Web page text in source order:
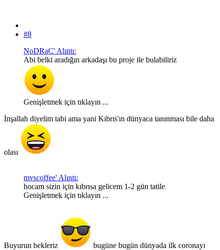
#8
NoDRaC' Alıntı:
Abi belki aradığın arkadaşı bu proje ile bulabiliriz
Genişletmek için tıklayın ...
İnşallah diyelim tabi ama yani Kıbrıs'ın dünyaca tanınması bile daha
olası
mvscoffee' Alıntı:
hocam sizin için kıbrısa gelicem 1-2 gün tatile
Genişletmek için tıklayın ...
Buyurun bekleriz bugüne bugün dünyada ilk coronayı